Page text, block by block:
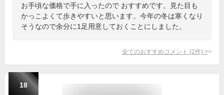
お手頃な価格で手に入ったので おすすめです。見た目も
かっこよくて歩きやすいと思います。今年の冬は寒くなり
そうなので余分に1足用意しておくことにしました。
全てのおすすめコメント (2件) >
18